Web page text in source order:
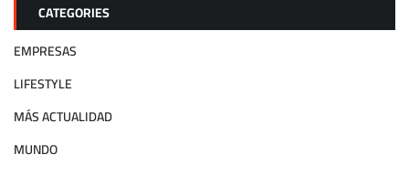
CATEGORIES
EMPRESAS
LIFESTYLE
MÁS ACTUALIDAD
MUNDO